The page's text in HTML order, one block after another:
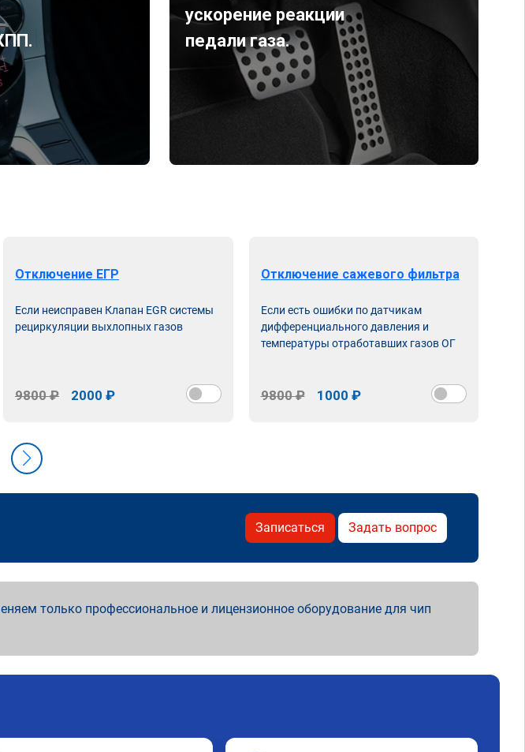
ускорение реакции
педали газа.
Отключение ЕГР
Если неисправен Клапан EGR системы
рециркуляции выхлопных газов
9800 ₽ 2000 ₽
Отключение сажевого фильтра
Если есть ошибки по датчикам
дифференциального давления и
температуры отработавших газов ОГ
9800 ₽ 1000 ₽
Записаться Задать вопрос
только профессиональное и лицензионное оборудование для чип